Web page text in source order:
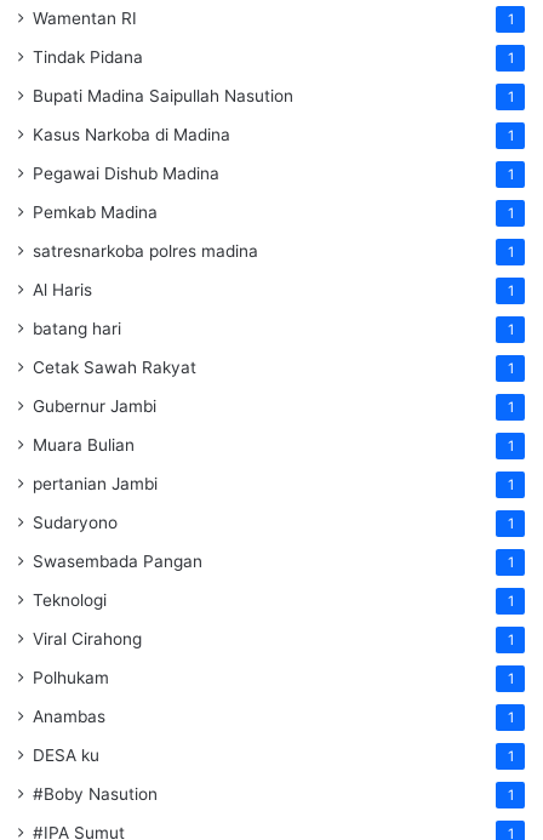
Wamentan RI 1
Tindak Pidana 1
Bupati Madina Saipullah Nasution 1
Kasus Narkoba di Madina 1
Pegawai Dishub Madina 1
Pemkab Madina 1
satresnarkoba polres madina 1
Al Haris 1
batang hari 1
Cetak Sawah Rakyat 1
Gubernur Jambi 1
Muara Bulian 1
pertanian Jambi 1
Sudaryono 1
Swasembada Pangan 1
Teknologi 1
Viral Cirahong 1
Polhukam 1
Anambas 1
DESA ku 1
#Boby Nasution 1
#IPA Sumut 1